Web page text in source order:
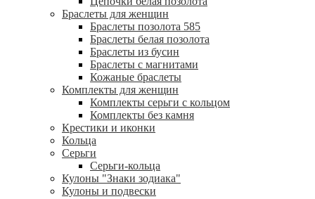
Браслеты для женщин
Браслеты позолота 585
Браслеты белая позолота
Браслеты из бусин
Браслеты с магнитами
Кожаные браслеты
Комплекты для женщин
Комплекты серьги с кольцом
Комплекты без камня
Крестики и иконки
Кольца
Серьги
Серьги-кольца
Кулоны "Знаки зодиака"
Кулоны и подвески